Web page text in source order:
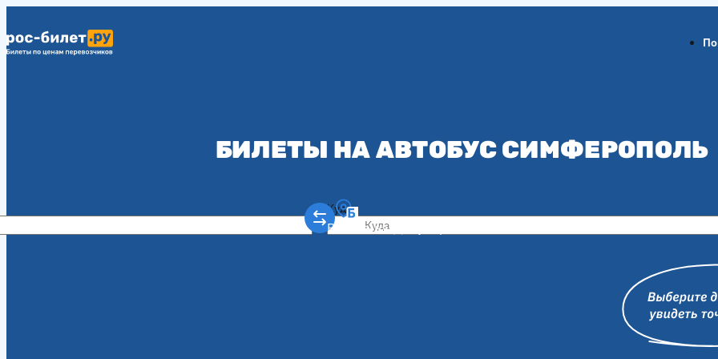
БИЛЕТЫ НА АВТОБУС
Куда
Ростов-на-Дону